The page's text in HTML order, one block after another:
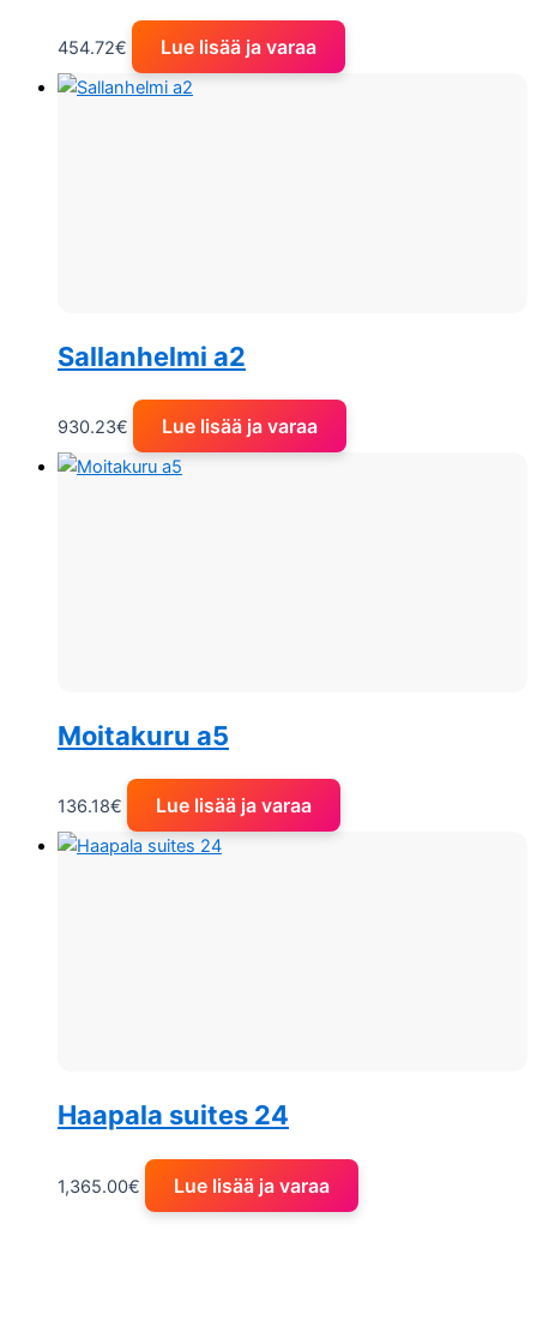
454.72€ Lue lisää ja varaa
Sallanhelmi a2
930.23€ Lue lisää ja varaa
Moitakuru a5
136.18€ Lue lisää ja varaa
Haapala suites 24
1,365.00€ Lue lisää ja varaa